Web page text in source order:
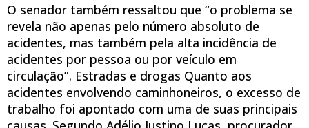
O senador também ressaltou que “o problema se
revela não apenas pelo número absoluto de
acidentes, mas também pela alta incidência de
acidentes por pessoa ou por veículo em
circulação”. Estradas e drogas Quanto aos
acidentes envolvendo caminhoneiros, o excesso de
trabalho foi apontado com uma de suas principais